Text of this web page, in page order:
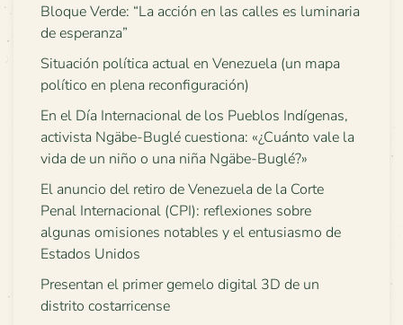
Bloque Verde: “La acción en las calles es luminaria
de esperanza”
Situación política actual en Venezuela (un mapa
político en plena reconfiguración)
En el Día Internacional de los Pueblos Indígenas,
activista Ngäbe-Buglé cuestiona: «¿Cuánto vale la
vida de un niño o una niña Ngäbe-Buglé?»
El anuncio del retiro de Venezuela de la Corte
Penal Internacional (CPI): reflexiones sobre
algunas omisiones notables y el entusiasmo de
Estados Unidos
Presentan el primer gemelo digital 3D de un
distrito costarricense